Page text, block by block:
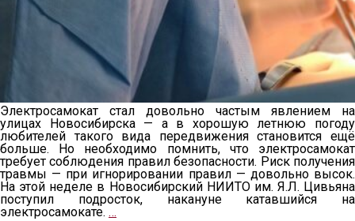
Электросамокат стал довольно частым явлением на
улицах Новосибирска — а в хорошую летнюю погоду
любителей такого вида передвижения становится ещё
больше. Но необходимо помнить, что электросамокат
требует соблюдения правил безопасности. Риск получения
травмы — при игнорировании правил — довольно высок.
На этой неделе в Новосибирский НИИТО им. Я.Л. Цивьяна
поступил подросток, накануне катавшийся на
электросамокате. …